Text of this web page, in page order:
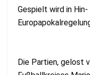
Gespielt wird in
Die Partien, gelost